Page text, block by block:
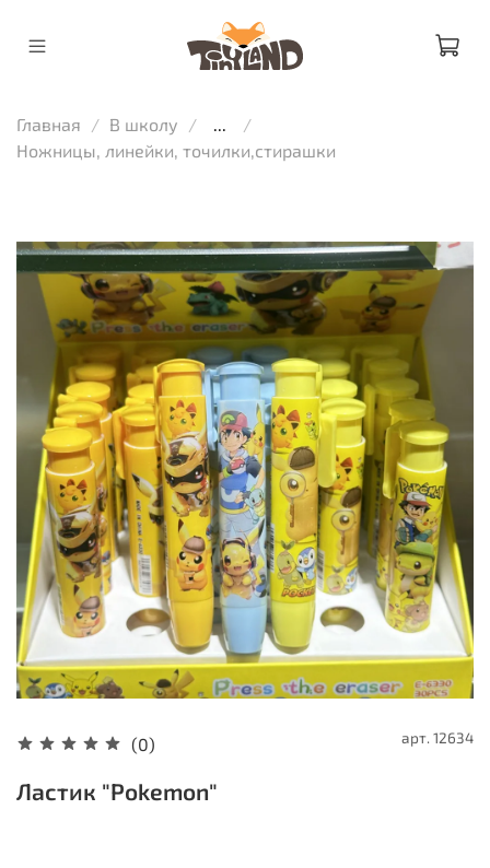
Главная В школу
Ножницы, линейки, точилки,стирашки
(0) арт. 12634
Ластик "Pokemon"